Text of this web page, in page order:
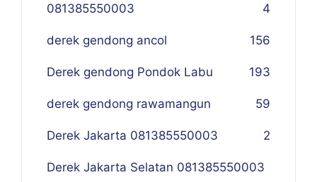
081385550003 4
derek gendong ancol 156
Derek gendong Pondok Labu 193
derek gendong rawamangun 59
Derek Jakarta 081385550003 2
Derek Jakarta Selatan 081385550003